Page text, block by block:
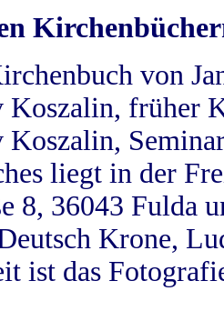
von
Koszalin, früher
Koszalin,
liegt in der
8, 36043 Fulda
Krone,
ist das